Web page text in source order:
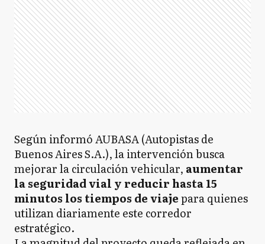
Según informó AUBASA (Autopistas de
Buenos Aires S.A.), la intervención busca
mejorar la circulación vehicular, aumentar
la seguridad vial y reducir hasta 15
minutos los tiempos de viajepara quienes
utilizan diariamente este corredor
estratégico.